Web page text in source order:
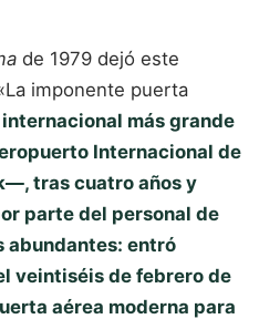
de 1979 dejó este
imponente puerta
más grande
Internacional de
tras cuatro años y
parte del personal de
abundantes: entró
veintiséis de febrero de
aérea moderna para